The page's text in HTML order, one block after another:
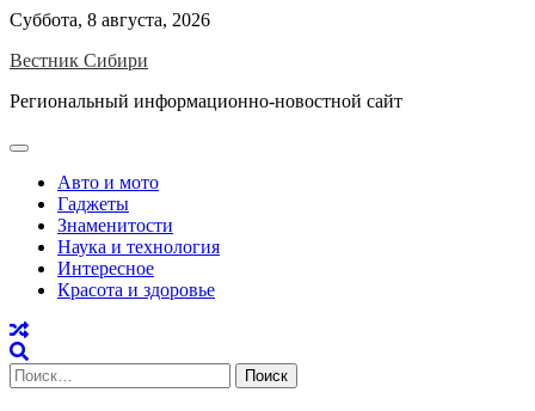
Skip
content
Суббота, 8 августа, 2026
Вестник Сибири
Региональный информационно-новостной сайт
Авто и мото
Гаджеты
Знаменитости
Наука и технология
Интересное
Красота и здоровье
Найти: